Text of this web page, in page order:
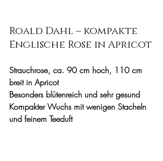
Roald Dahl – kompakte
Englische Rose in Apricot
Strauchrose, ca. 90 cm hoch, 110 cm
breit in Apricot
Besonders blütenreich und sehr gesund
Kompakter Wuchs mit wenigen Stacheln
und feinem Teeduft